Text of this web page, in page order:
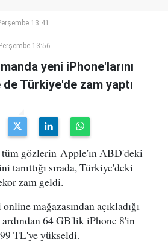
13:41
13:56
yeni iPhone'larını
Türkiye'de zam yaptı
tüm gözlerin Apple'ın ABD'deki
tanıttığı sırada, Türkiye'deki
zam geldi.
mağazasından açıkladığı
64 GB'lik iPhone 8'in
TL'ye yükseldi.